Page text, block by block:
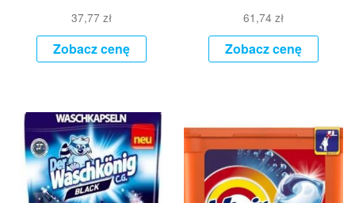
37,77 zł
Zobacz cenę
61,74zł
Zobacz cenę